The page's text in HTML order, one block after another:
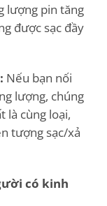
lượng pin tăng
được sạc đầy
Nếu bạn nối
lượng, chúng
là cùng loại,
tượng sạc/xả
có kinh